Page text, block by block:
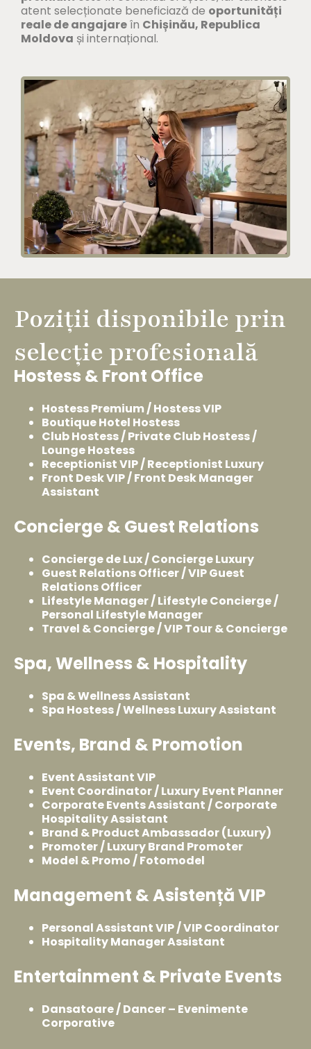
atent selecționate beneficiază de oportunități
reale de angajareîn Chișinău, Republica
Moldova și internațional.
Poziții disponibile prin
selecție profesională
Hostess & Front Office
Hostess Premium / Hostess VIP
Boutique Hotel Hostess
Club Hostess / Private Club Hostess /
Lounge Hostess
Receptionist VIP / Receptionist Luxury
Front Desk VIP / Front Desk Manager
Assistant
Concierge & Guest Relations
Concierge de Lux / Concierge Luxury
Guest Relations Officer / VIP Guest
Relations Officer
Lifestyle Manager / Lifestyle Concierge /
Personal Lifestyle Manager
Travel & Concierge / VIP Tour & Concierge
Spa, Wellness & Hospitality
Spa & Wellness Assistant
Spa Hostess / Wellness Luxury Assistant
Events, Brand & Promotion
Event Assistant VIP
Event Coordinator / Luxury Event Planner
Corporate Events Assistant / Corporate
Hospitality Assistant
Brand & Product Ambassador (Luxury)
Promoter / Luxury Brand Promoter
Model & Promo / Fotomodel
Management & Asistență VIP
Personal Assistant VIP / VIP Coordinator
Hospitality Manager Assistant
Entertainment & Private Events
Dansatoare / Dancer – Evenimente
Corporative